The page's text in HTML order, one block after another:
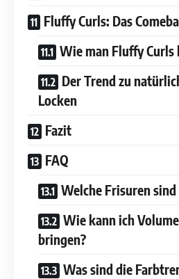
Fluffy Curls: Das
Wie man Fluffy
Der Trend zu
Locken
Fazit
FAQ
Welche Frisuren
Wie kann ich
bringen?
Was sind die